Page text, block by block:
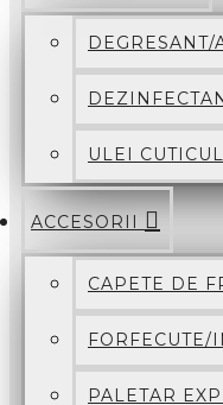
DEGRESANT/
ULEI
ACCESORII
CAPETE DE
FORFECUTE/
PALETAR